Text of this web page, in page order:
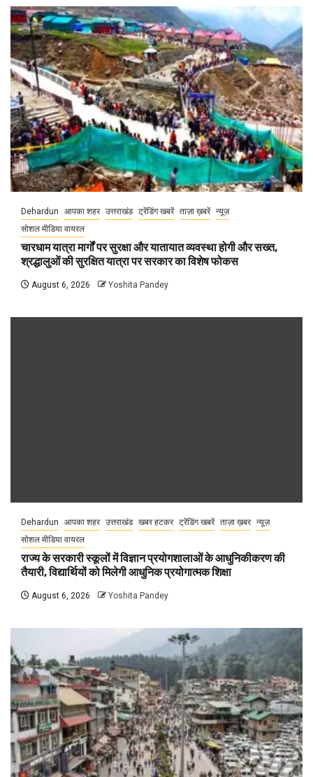
Dehardun आपका शहर उत्तराखंड ट्रेंडिंग खबरें ताज़ा ख़बरें न्यूज़
सोशल मीडिया वायरल
चारधाम यात्रा मार्गों पर सुरक्षा और यातायात व्यवस्था होगी और सख्त,
श्रद्धालुओं की सुरक्षित यात्रा पर सरकार का विशेष फोकस
August 6, 2026 Yoshita Pandey
Dehardun आपका शहर उत्तराखंड खबर हटकर ट्रेंडिंग खबरें ताज़ा ख़बर न्यूज़
सोशल मीडिया वायरल
राज्य के सरकारी स्कूलों में विज्ञान प्रयोगशालाओं के आधुनिकीकरण की
तैयारी, विद्यार्थियों को मिलेगी आधुनिक प्रयोगात्मक शिक्षा
August 6, 2026 Yoshita Pandey